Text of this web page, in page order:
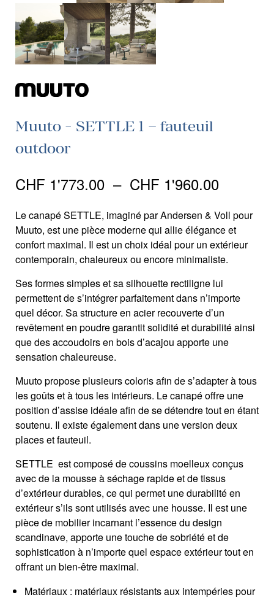
Muuto - SETTLE 1 – fauteuil
outdoor
CHF 1'773.00 – CHF 1'960.00Plage
de
prix :
CHF
à
CHF
Le canapé SETTLE, imaginé par Andersen & Voll pour
Muuto, est une pièce moderne qui allie élégance et
confort maximal. Il est un choix idéal pour un extérieur
contemporain, chaleureux ou encore minimaliste.
Ses formes simples et sa silhouette rectiligne lui
permettent de s’intégrer parfaitement dans n’importe
quel décor. Sa structure en acier recouverte d’un
revêtement en poudre garantit solidité et durabilité ainsi
que des accoudoirs en bois d’acajou apporte une
sensation chaleureuse.
Muuto propose plusieurs coloris afin de s’adapter à tous
les goûts et à tous les intérieurs. Le canapé offre une
position d’assise idéale afin de se détendre tout en étant
soutenu. Il existe également dans une version deux
places et fauteuil.
SETTLE est composé de coussins moelleux conçus
avec de la mousse à séchage rapide et de tissus
d’extérieur durables, ce qui permet une durabilité en
extérieur s’ils sont utilisés avec une housse. Il est une
pièce de mobilier incarnant l’essence du design
scandinave, apporte une touche de sobriété et de
sophistication à n’importe quel espace extérieur tout en
offrant un bien-être maximal.
Matériaux : matériaux résistants aux intempéries pour